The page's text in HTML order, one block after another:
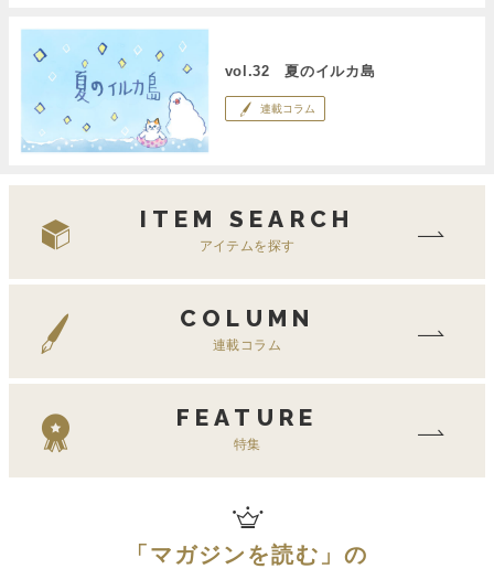
vol.32 夏のイルカ島
連載コラム
ITEM SEARCH
アイテムを探す
COLUMN
連載コラム
FEATURE
特集
「 マガジンを読む 」の